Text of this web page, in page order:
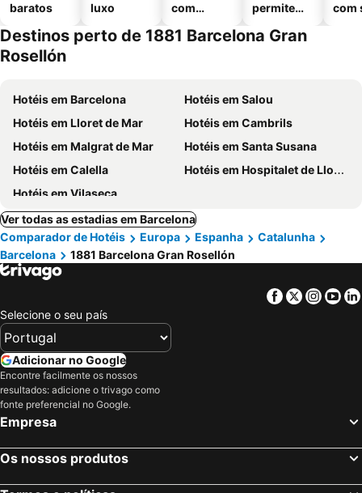
baratos
luxo
com
permitem
com
Destinos perto de 1881 Barcelona Gran
Rosellón
Hotéis em Barcelona
Hotéis em Salou
Hotéis em Lloret de Mar
Hotéis em Cambrils
Hotéis em Malgrat de Mar
Hotéis em Santa Susana
Hotéis em Calella
Hotéis em Hospitalet de Llobregat
Hotéis em Vilaseca
Ver todas as estadias em Barcelona
Comparador de Hotéis
Europa Espanha
Catalunha
Barcelona
1881 Barcelona Gran Rosellón
Facebook
Twitter
Selecione o seu país
Adicionar no Google
Encontre facilmente os nossos
resultados: adicione o trivago como
fonte preferencial no Google.
Empresa
Os nossos produtos